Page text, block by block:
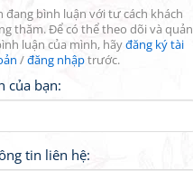
đang bình luận với tư cách khách
thăm. Để có thể theo dõi và quản
luận của mình, hãyđăng ký tài
/đăng nhậptrước.
của bạn:
tin liên hệ: